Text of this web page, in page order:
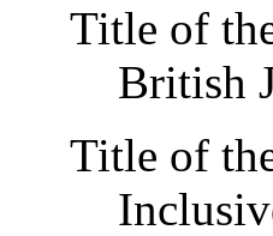
Title of
British
Title of